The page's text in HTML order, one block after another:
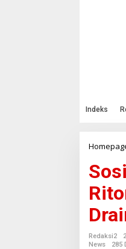
Indeks
Redaksi2
News
285